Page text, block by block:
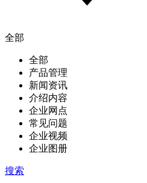
全部
全部
产品管理
新闻资讯
介绍内容
企业网点
常见问题
企业视频
企业图册
搜索